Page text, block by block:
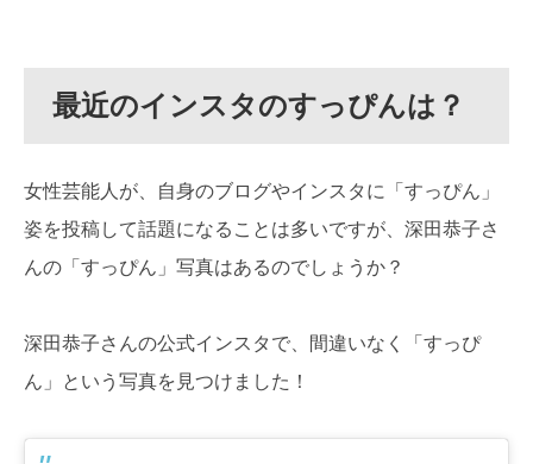
最近のインスタのすっぴんは？
女性芸能人が、自身のブログやインスタに「すっぴん」
姿を投稿して話題になることは多いですが、深田恭子さ
んの「すっぴん」写真はあるのでしょうか？
深田恭子さんの公式インスタで、間違いなく「すっぴ
ん」という写真を見つけました！